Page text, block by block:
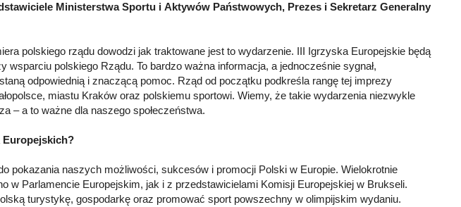
Ministerstwa Sportu i Aktywów Państwowych, Prezes i Sekretarz Generalny
polskiego rządu dowodzi jak traktowane jest to wydarzenie. III Igrzyska Europejskie będą
wsparciu polskiego Rządu. To bardzo ważna informacja, a jednocześnie sygnał,
odpowiednią i znaczącą pomoc. Rząd od początku podkreśla rangę tej imprezy
miastu Kraków oraz polskiemu sportowi. Wiemy, że takie wydarzenia niezwykle
– a to ważne dla naszego społeczeństwa.
Europejskich?
pokazania naszych możliwości, sukcesów i promocji Polski w Europie. Wielokrotnie
w Parlamencie Europejskim, jak i z przedstawicielami Komisji Europejskiej w Brukseli.
turystykę, gospodarkę oraz promować sport powszechny w olimpijskim wydaniu.